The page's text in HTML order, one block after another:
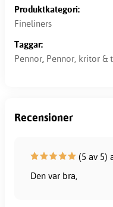
Produktkategori:
Fineliners
Taggar:
Pennor Pennor, kritor &
Recensioner
(5 av 5)
Den var bra,